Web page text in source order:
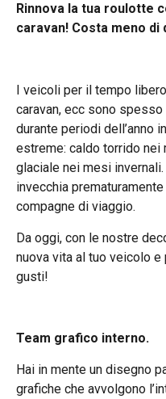
Rinnova la tua roulotte
caravan! Costa meno di
I veicoli per il tempo
caravan, ecc sono
durante periodi dell’anno
estreme: caldo torrido
glaciale nei mesi
invecchia
compagne di viaggio.
Da oggi, con le nostre
nuova vita al tuo veicolo
gusti!
Team grafico interno.
Hai in mente un disegno
grafiche che avvolgono